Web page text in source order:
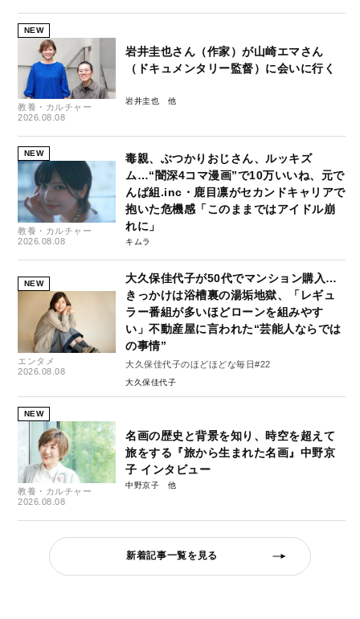
NEW
教養・カルチャー
2026.08.08
岩井圭也さん（作家）が山崎エマさん
（ドキュメンタリー監督）に会いに行く
岩井圭也
NEW
教養・カルチャー
2026.08.08
毒親、ぶつかりおじさん、ルッキズ
ム…“闇深4コマ漫画”で10万いいね、元で
んぱ組.inc・鹿目凛がセカンドキャリアで
抱いた危機感「このままではアイドル崩
れに」
キムラ
NEW
エンタメ
2026.08.08
大久保佳代子が50代でマンション購入…
きっかけは浴槽裏の湯垢地獄、「レギュ
ラー番組が多いほどローンを組みやす
い」不動産屋に言われた“芸能人ならでは
の事情”
大久保佳代子のほどほどな毎日#22
大久保佳代子
NEW
教養・カルチャー
2026.08.08
名画の歴史と背景を知り、時空を超えて
旅をする『旅から生まれた名画』中野京
子 インタビュー
中野京子
新着記事一覧を見る